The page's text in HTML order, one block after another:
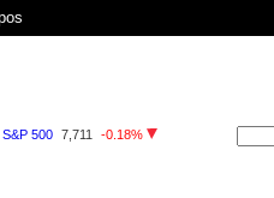
S&P 500 7,711 -0.18%